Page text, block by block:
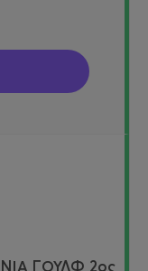
ΓΟΥΛΦ 2ος